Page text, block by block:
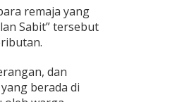
remaja yang
Sabit” tersebut
dan
berada di